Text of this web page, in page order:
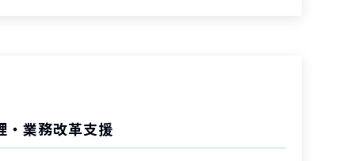
・業務改革支援